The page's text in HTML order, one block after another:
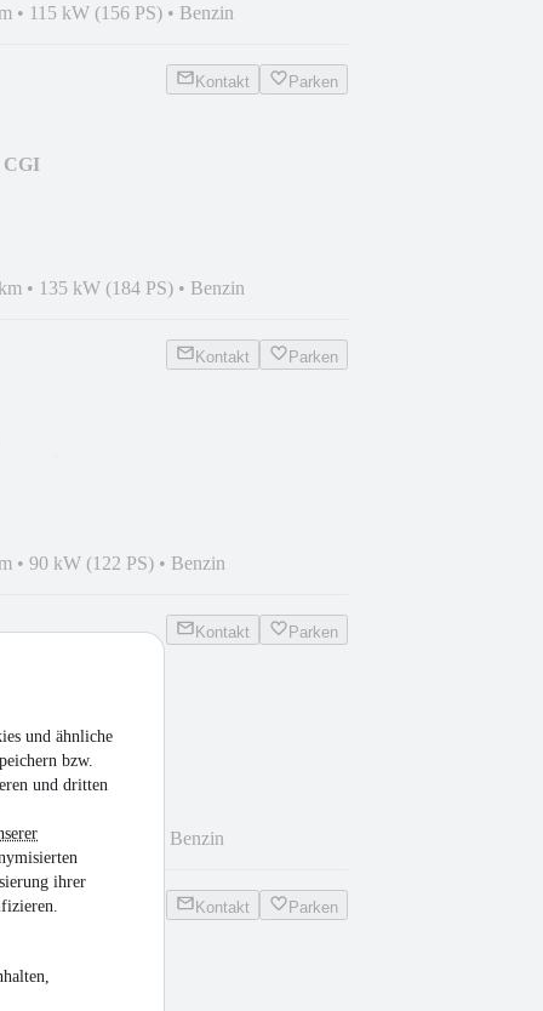
und ähnliche
bzw.
und dritten
ihrer
• 115 kW (156 PS) • Benzin
Kontakt Parken
CGI
• 135 kW (184 PS) • Benzin
Kontakt Parken
• 90 kW (122 PS) • Benzin
Kontakt Parken
•85 kW (116 PS) Benzin
Kontakt Parken
1.0